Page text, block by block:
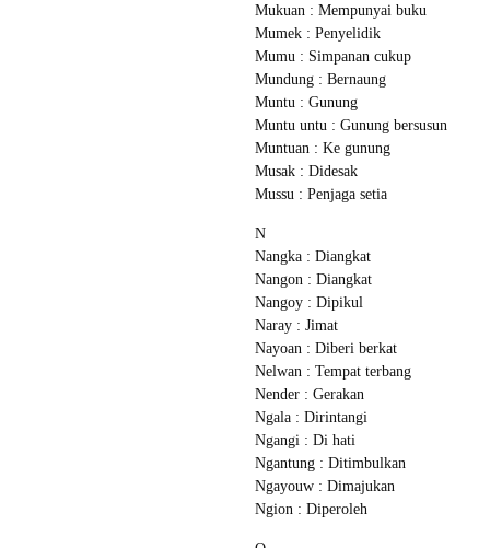
Mukuan : Mempunyai buku
Mumek : Penyelidik
Mumu : Simpanan cukup
Mundung : Bernaung
Muntu : Gunung
Muntu untu : Gunung bersusun
Muntuan : Ke gunung
Musak : Didesak
Mussu : Penjaga setia
N
Nangka : Diangkat
Nangon : Diangkat
Nangoy : Dipikul
Naray : Jimat
Nayoan : Diberi berkat
Nelwan : Tempat terbang
Nender : Gerakan
Ngala : Dirintangi
Ngangi : Di hati
Ngantung : Ditimbulkan
Ngayouw : Dimajukan
Ngion : Diperoleh